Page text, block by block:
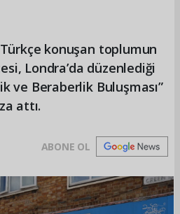
Türkçe konuşan toplumun
Londra’da düzenlediği
ve Beraberlik Buluşması”
attı.
ABONE OL